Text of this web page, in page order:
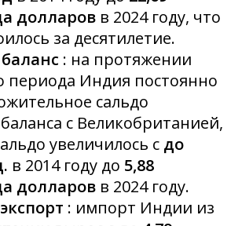
долларов в 2024 году, что
за десятилетие.
: на протяжении
периода Индия постоянно
сальдо
с Великобританией,
увеличилось с до
в 2014 году до 5,88
долларов в 2024 году.
: импорт Индии из